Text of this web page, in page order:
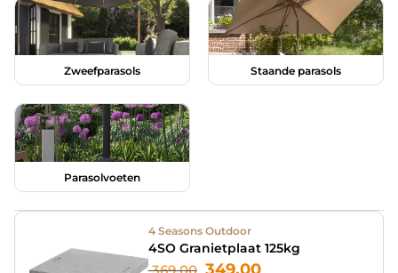
Zweefparasols Staande parasols
Parasolvoeten
4 Seasons Outdoor
4SO Granietplaat 125kg